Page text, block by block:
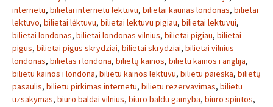
internetu, bilietai internetu lektuvu, bilietai kaunas londonas, bilietai
lektuvo, bilietai lėktuvu, bilietai lektuvu pigiau, bilietai lektuvui,
bilietai londonas, bilietai londonas vilnius, bilietai pigiau, bilietai
pigus, bilietai pigus skrydziai, bilietai skrydziai, bilietai vilnius
londonas, bilietas i londona, bilietų kainos, bilietu kainos i anglija,
bilietu kainos i londona, bilietu kainos lektuvu, bilietu paieska, bilietų
pasaulis, bilietu pirkimas internetu, bilietu rezervavimas, bilietu
uzsakymas, biuro baldai vilnius, biuro baldu gamyba, biuro spintos,